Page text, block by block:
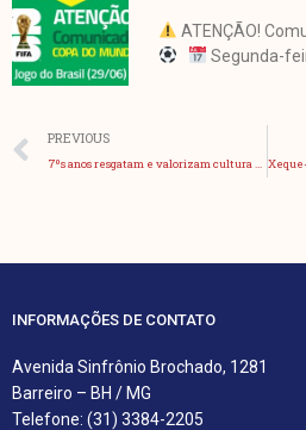
ATENÇÃO!
Segunda-
Anterior
PREVIOUS
INFORMAÇÕES DE CONTATO
Avenida Sinfrônio Brochado, 1281
Barreiro – BH / MG
Telefone: (31) 3384-2205